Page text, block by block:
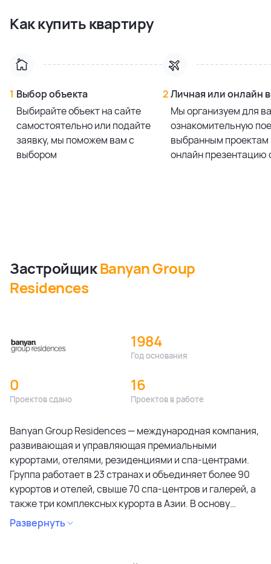
556.0 м²
556.0 м²
Смотреть все предложения
Как купить квартиру
1 Выбор объекта
Выбирайте объект на сайте
самостоятельно или подайте
заявку, мы поможем вам с
выбором
2Личная или онлайн
Мы организуем для
ознакомительную
выбранным проектам
онлайн презентацию
ЗастройщикBanyan Group
Residences
1984
Год основания
0
Проектов сдано
16
Проектов в работе
Banyan Group Residences — международная компания,
развивающая и управляющая премиальными
курортами, отелями, резиденциями и спа-центрами.
Группа работает в 23 странах и объединяет более 90
курортов и отелей, свыше 70 спа-центров и галерей, а
также три комплексных курорта в Азии. В основу
портфеля входят четыре ключевых бренда: Banyan
Tree, Angsana, Cassia и Dhawa. Проекты группы
Развернуть